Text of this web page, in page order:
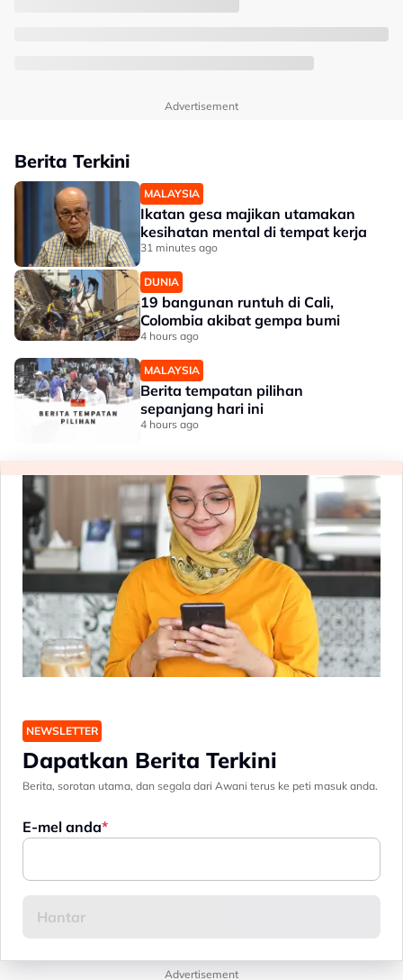
Advertisement
Berita Terkini
MALAYSIA
Ikatan gesa majikan utamakan
kesihatan mental di tempat kerja
31 minutes ago
DUNIA
19 bangunan runtuh di Cali,
Colombia akibat gempa bumi
4 hours ago
MALAYSIA
Berita tempatan pilihan
sepanjang hari ini
4 hours ago
NEWSLETTER
Dapatkan Berita Terkini
Berita, sorotan utama, dan segala dari Awani terus ke peti masuk anda.
E-mel anda
Advertisement